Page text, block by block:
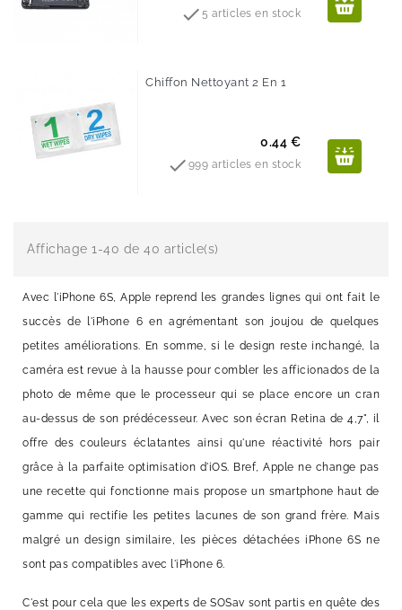
 5 articles en stock
Chiffon Nettoyant 2 En 1
Prix
0.44 €
 999 articles en stock
Affichage 1-40 de 40 article(s)
Avec l'iPhone 6S, Apple reprend les grandes lignes qui ont fait le
succès de l'iPhone 6 en agrémentant son joujou de quelques
petites améliorations. En somme, si le design reste inchangé, la
caméra est revue à la hausse pour combler les afficionados de la
photo de même que le processeur qui se place encore un cran
au-dessus de son prédécesseur. Avec son écran Retina de 4,7", il
offre des couleurs éclatantes ainsi qu'une réactivité hors pair
grâce à la parfaite optimisation d'iOS. Bref, Apple ne change pas
une recette qui fonctionne mais propose un smartphone haut de
gamme qui rectifie les petites lacunes de son grand frère. Mais
malgré un design similaire, les pièces détachées iPhone 6S ne
sont pas compatibles avec l'iPhone 6.
C'est pour cela que les experts de SOSav sont partis en quête des